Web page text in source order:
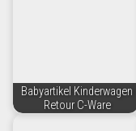
Babyartikel Kinderwagen
Retour C-Ware